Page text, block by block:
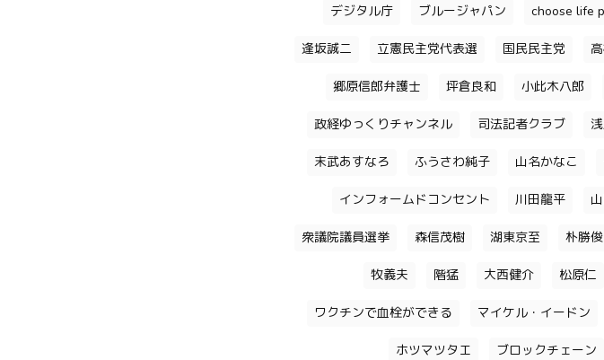
デジタル庁 ブルージャパン choose life
逢坂誠二 立憲民主党代表選 国民民主党
郷原信郎弁護士 坪倉良和 小此木八郎
政経ゆっくりチャンネル 司法記者クラブ
末武あすなろ ふうさわ純子 山名かなこ
インフォームドコンセント 川田龍平
衆議院議員選挙 森信茂樹 湖東京至 朴勝俊
牧義夫 階猛 大西健介 松原仁
ワクチンで血栓ができる マイケル・イードン
ホツマツタエ ブロックチェーン